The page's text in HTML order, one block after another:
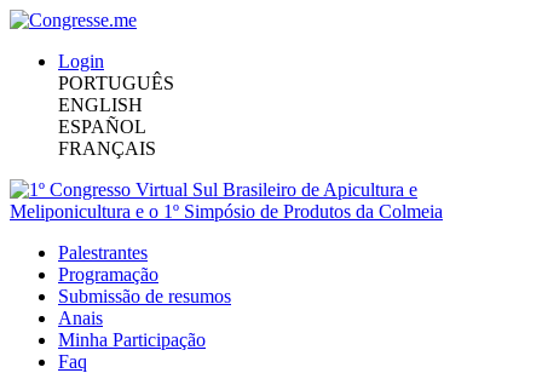
Login
PORTUGUÊS
ENGLISH
ESPAÑOL
FRANÇAIS
Palestrantes
Programação
Submissão de resumos
Anais
Minha Participação
Faq